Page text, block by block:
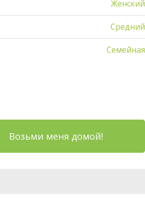
Женский
Средний
Семейная
Возьми меня домой!